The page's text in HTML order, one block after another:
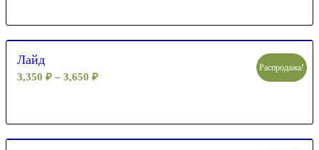
Лайд
3,350 ₽ – 3,650 ₽
Распродажа!